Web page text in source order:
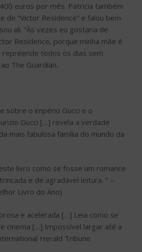
euros por mês. Patricia também
de “Victor Residence” e falou bem
ali. “Às vezes eu gostaria de
Residence, porque minha mãe é
repreende todos os dias sem
The Guardian.
sobre o império Gucci e o
Gucci […] revela a verdade
mais fabulosa família do mundo da
livro como se fosse um romance
e de agradável leitura. ” –
Livro do Ano)
e acelerada […] Leia como se
cinema […] Impossível largar até a
Herald Tribune